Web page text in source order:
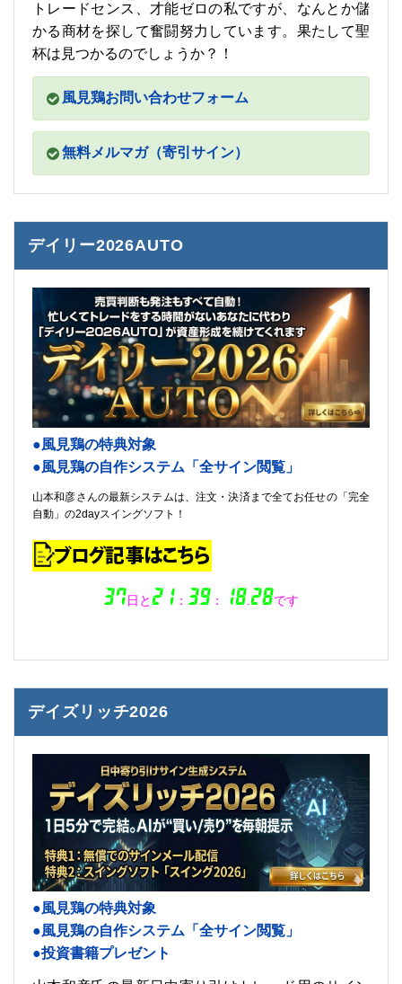
トレードセンス、才能ゼロの私ですが、なんとか儲
かる商材を探して奮闘努力しています。果たして聖
杯は見つかるのでしょうか？！
風見鶏お問い合わせフォーム
無料メルマガ（寄引サイン）
デイリー2026AUTO
●風見鶏の特典対象
●風見鶏の自作システム「全サイン閲覧」
山本和彦さんの最新システムは、注文・決済まで全てお任せの「完全
自動」の2dayスイングソフト！
デイズリッチ2026
●風見鶏の特典対象
●風見鶏の自作システム「全サイン閲覧」
●投資書籍プレゼント